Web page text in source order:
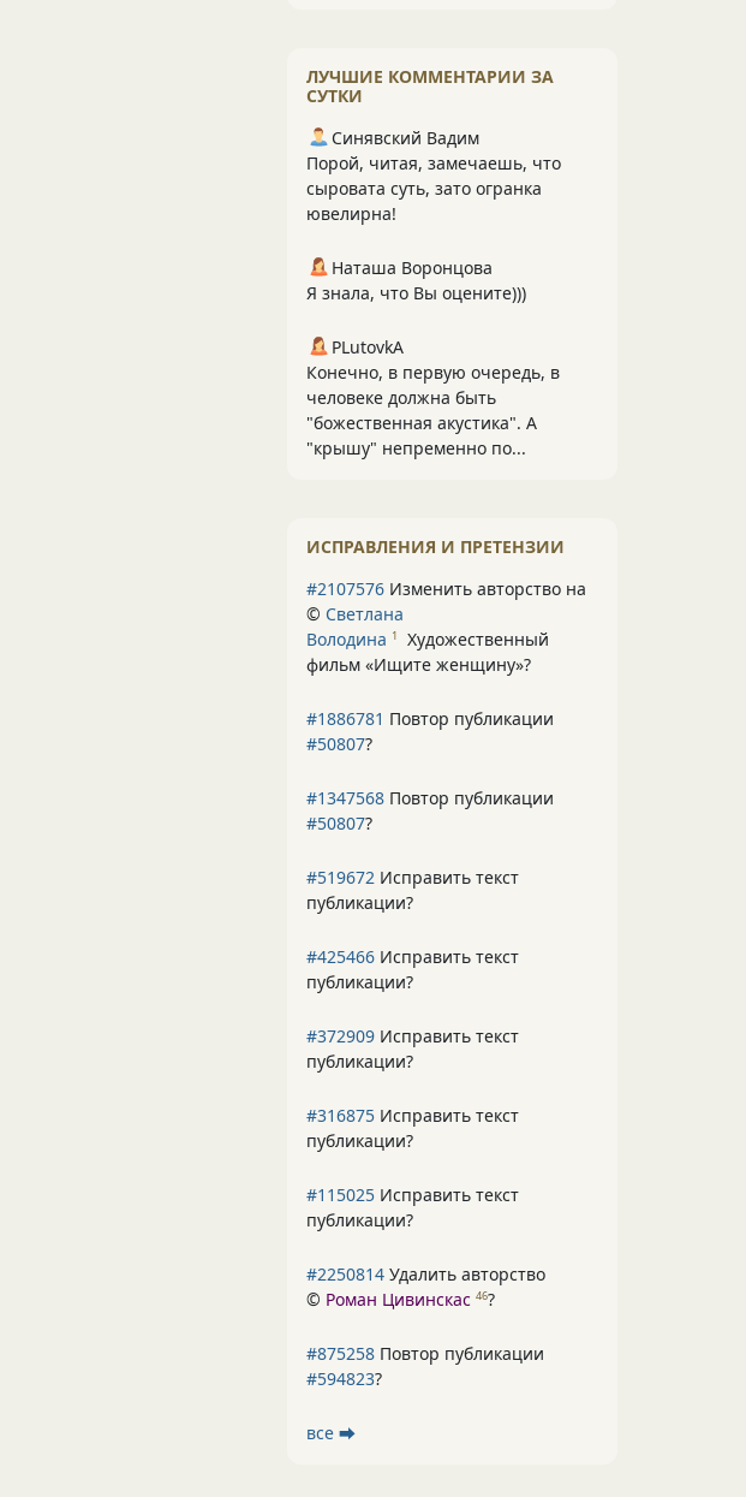
ЛУЧШИЕ КОММЕНТАРИИ ЗА
СУТКИ
Синявский Вадим
Порой, читая, замечаешь, что
сыровата суть, зато огранка
ювелирна!
Наташа Воронцова
Я знала, что Вы оцените)))
PLutоvkА
Конечно, в первую очередь, в
человеке должна быть
"божественная акустика". А
"крышу" непременно по...
ИСПРАВЛЕНИЯ И ПРЕТЕНЗИИ
#2107576 Изменить авторство на
© Светлана
Володина 1
Художественный
фильм «Ищите женщину»?
#1886781 Повтор публикации
#50807?
#1347568 Повтор публикации
#50807?
#519672 Исправить текст
публикации?
#425466 Исправить текст
публикации?
#372909 Исправить текст
публикации?
#316875 Исправить текст
публикации?
#115025 Исправить текст
публикации?
#2250814 Удалить авторство
© Роман Цивинскас 46?
#875258 Повтор публикации
#594823?
все ⮕